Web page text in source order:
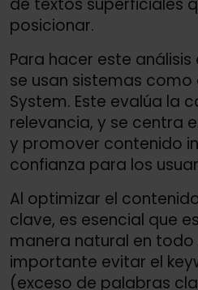
posicionar.
Para hacer este
se usan sistemas como
System. Este evalúa la
relevancia, y se centra
y promover contenido
confianza para los
Al optimizar el
clave, es esencial que
manera natural en todo
importante evitar el
(exceso de palabras